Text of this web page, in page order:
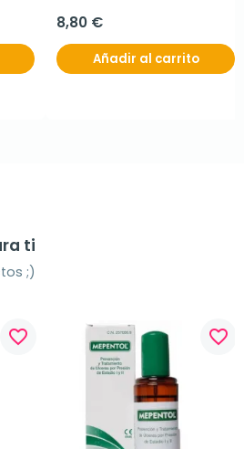
8,80 €
Añadir al carrito
ti
;)
favorite_border favorite_border